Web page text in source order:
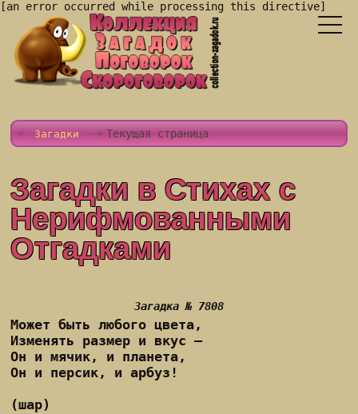
[an error occurred while processing this directive]
Загадки Текущая страница
Загадки в Стихах с
Нерифмованными
Отгадками
Загадка № 7808
Может быть любого цвета,
Изменять размер и вкус –
Он и мячик, и планета,
Он и персик, и арбуз!
(шар)